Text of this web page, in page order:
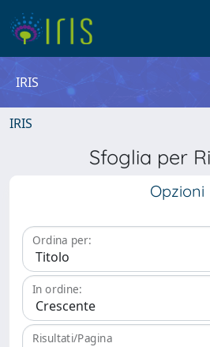
IRIS
IRIS
Sfoglia per
Opzioni
Ordina per:
In ordine:
Risultati/Pagina